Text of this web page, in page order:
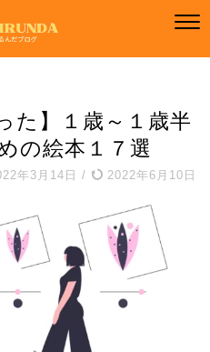
た】１歳～１歳半
の絵本１７選
年3月14日 / 2022年6月10日